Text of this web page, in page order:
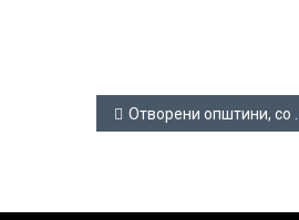
Навигација
Отворени општини, со отворени податоци